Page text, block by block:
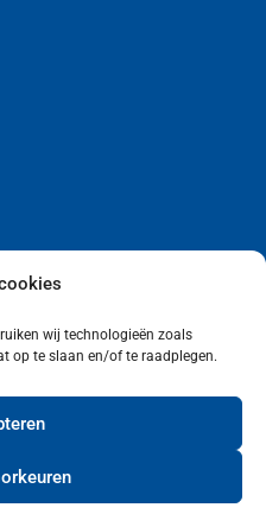
wij technologieën zoals
op te slaan en/of te raadplegen.